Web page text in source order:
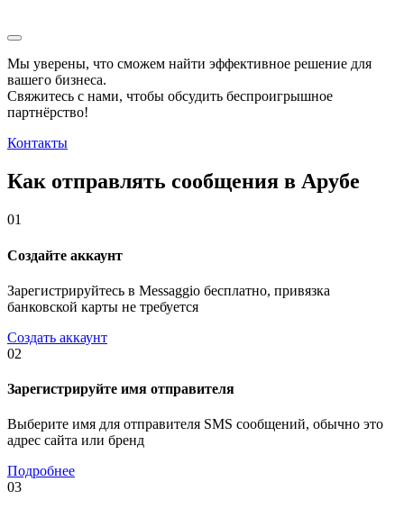
Мы уверены, что сможем найти эффективное решение для
вашего бизнеса.
Свяжитесь с нами, чтобы обсудить беспроигрышное
партнёрство!
Контакты
Как отправлять сообщения в Арубе
01
Создайте аккаунт
Зарегистрируйтесь в Messaggio бесплатно, привязка
банковской карты не требуется
Создать аккаунт
02
Зарегистрируйте имя отправителя
Выберите имя для отправителя SMS сообщений, обычно это
адрес сайта или бренд
Подробнее
03